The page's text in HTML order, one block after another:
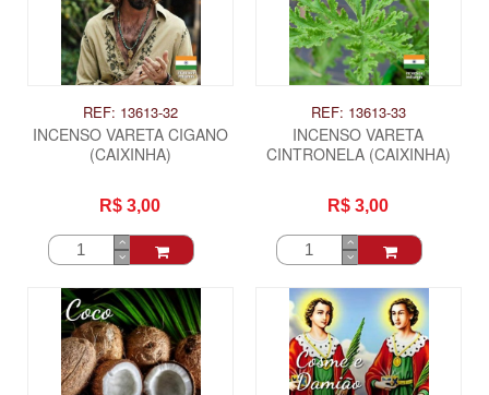
REF: 13613-32
INCENSO VARETA CIGANO
(CAIXINHA)
R$ 3,00
REF: 13613-33
INCENSO VARETA
CINTRONELA (CAIXINHA)
R$ 3,00